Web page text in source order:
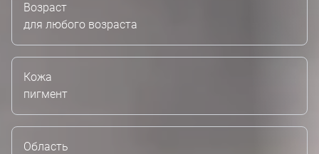
Возраст
для любого возраста
Кожа
пигмент
Область